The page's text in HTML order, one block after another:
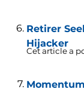
Retirer
Hijacker
Cet article a